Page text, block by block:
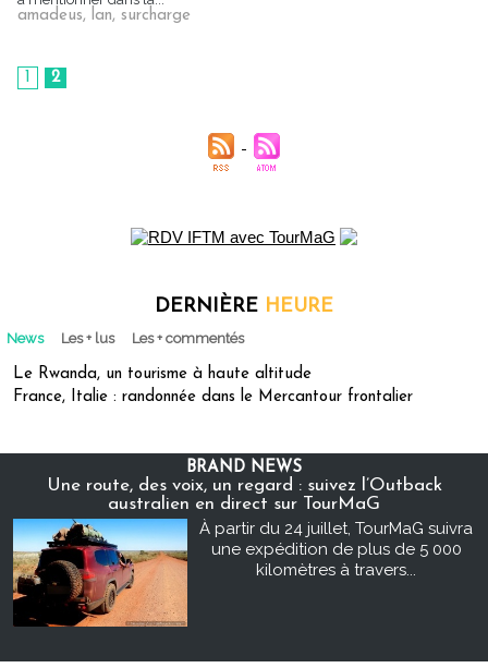
amadeus, lan, surcharge
1 2
DERNIÈRE HEURE
News Les + lus Les + commentés
Le Rwanda, un tourisme à haute altitude
France, Italie : randonnée dans le Mercantour frontalier
BRAND NEWS
Une route, des voix, un regard : suivez l’Outback
australien en direct sur TourMaG
À partir du 24 juillet, TourMaG suivra
une expédition de plus de 5 000
kilomètres à travers...